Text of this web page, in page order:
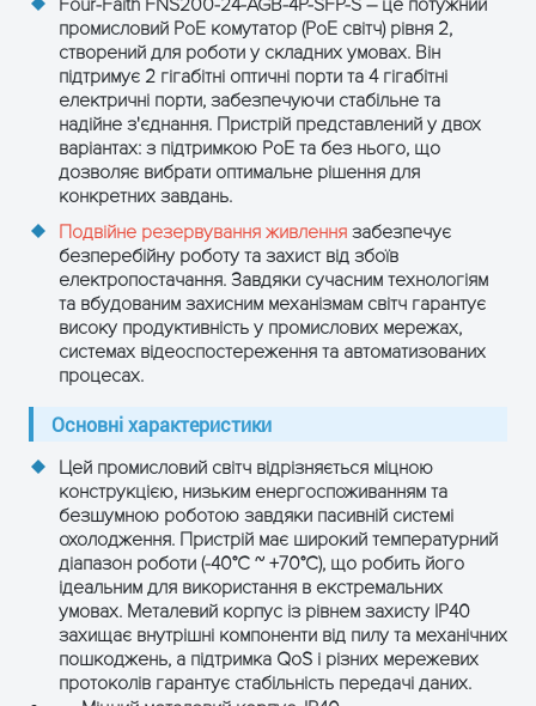
промисловий PoE комутатор (PoE світч) рівня 2,
створений для роботи у складних умовах. Він
підтримує 2 гігабітні оптичні порти та 4 гігабітні
електричні порти, забезпечуючи стабільне та
надійне з'єднання. Пристрій представлений у двох
варіантах: з підтримкою PoE та без нього, що
дозволяє вибрати оптимальне рішення для
конкретних завдань.
Подвійне резервування живлення забезпечує
безперебійну роботу та захист від збоїв
електропостачання. Завдяки сучасним технологіям
та вбудованим захисним механізмам світч гарантує
високу продуктивність у промислових мережах,
системах відеоспостереження та автоматизованих
процесах.
Основні характеристики
Цей промисловий світч відрізняється міцною
конструкцією, низьким енергоспоживанням та
безшумною роботою завдяки пасивній системі
охолодження. Пристрій має широкий температурний
діапазон роботи (-40°C ~ +70°C), що робить його
ідеальним для використання в екстремальних
умовах. Металевий корпус із рівнем захисту IP40
захищає внутрішні компоненти від пилу та механічних
пошкоджень, а підтримка QoS і різних мережевих
протоколів гарантує стабільність передачі даних.
Інтерфейси
4 порти RJ45 10/100/1000
Мбіт/с, 2 порти SFP
1000BaseFX
Оптичні порти
Підтримка одномодового
(20/40/60/80/100 км) і
оптичного волокна
Метод
розсіювання
тепла
Пасивне охолодження,
безшумна робота
Сертифікації
FCC Part 15, EN 55022 Class
Додаткові
функції
Snooping, RMON,
STP/RSTP/MSTP, SNMP
Світлові
індикатори
Індикатор живлення (PWR),
індикатори портів (PoE,
Link/ACT)
Гарантія 12 місяців